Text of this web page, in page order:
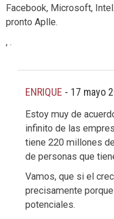
Facebook, Microsoft,
pronto Aplle.
, .
ENRIQUE - 17 mayo
Estoy muy de
infinito de las
tiene 220 millones
de personas que
Vamos, que si el
precisamente
potenciales.